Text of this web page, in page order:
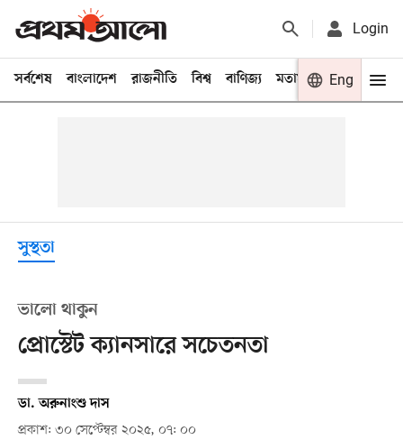
Login
সর্বশেষ বাংলাদেশ রাজনীতি বিশ্ব বাণিজ্য মতামত খেলা
Eng
সুস্থতা
ভালো থাকুন
প্রোস্টেট ক্যানসারে সচেতনতা
ডা. অরুনাংশু দাস
প্রকাশ: ৩০ সেপ্টেম্বর ২০২৫, ০৭: ০০